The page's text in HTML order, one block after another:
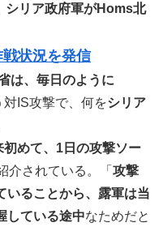
シリア政府軍がHoms北
状況を発信
は、毎日のように
対IS攻撃で、何をシリア
めて、1日の攻撃ソー
介されている。「 攻撃
いることから、露軍は当
している途中なためだと